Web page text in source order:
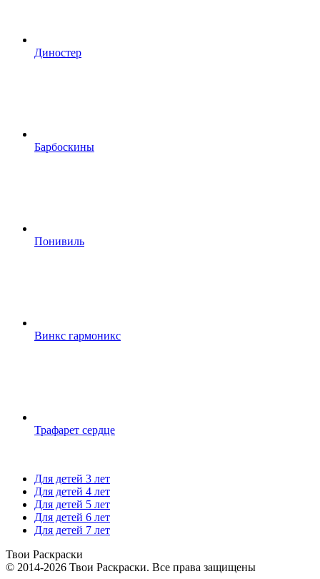
Диностер
Барбоскины
Понивиль
Винкс гармоникс
Трафарет сердце
Для детей 3 лет
Для детей 4 лет
Для детей 5 лет
Для детей 6 лет
Для детей 7 лет
Твои Раскраски
© 2014-2026 Твои Раскраски. Все права защищены